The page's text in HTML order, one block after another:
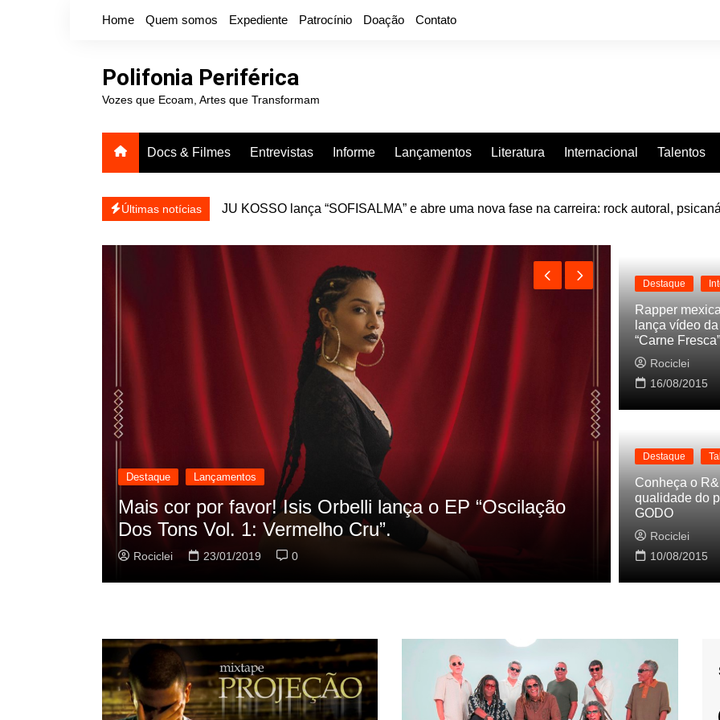
Home Quem somos Expediente Patrocínio Doação Contato
Polifonia Periférica
Vozes que Ecoam, Artes que Transformam
Docs & Filmes Entrevistas Informe Lançamentos Literatura Internacional Talentos
Últimas notícias
JU KOSSO lança “SOFISALMA” e abre uma nova fase na carreira: rock autoral,
Projota relança a mixtape “Projeção”, de 2010, nas plataformas digitais
Destaque Lançamentos
Rashid vai buscar nos HQs as referencias do clipe de
sua nova música
Rociclei 22/01/2019 0
Destaque
Cynthia
Baleiro
Rociclei
Destaque
Rapper
lança vídeo
“Carne Fresca”
Rociclei
16/08/2015
Destaque
Conheça o
qualidade do
GODO
Rociclei
10/08/2015